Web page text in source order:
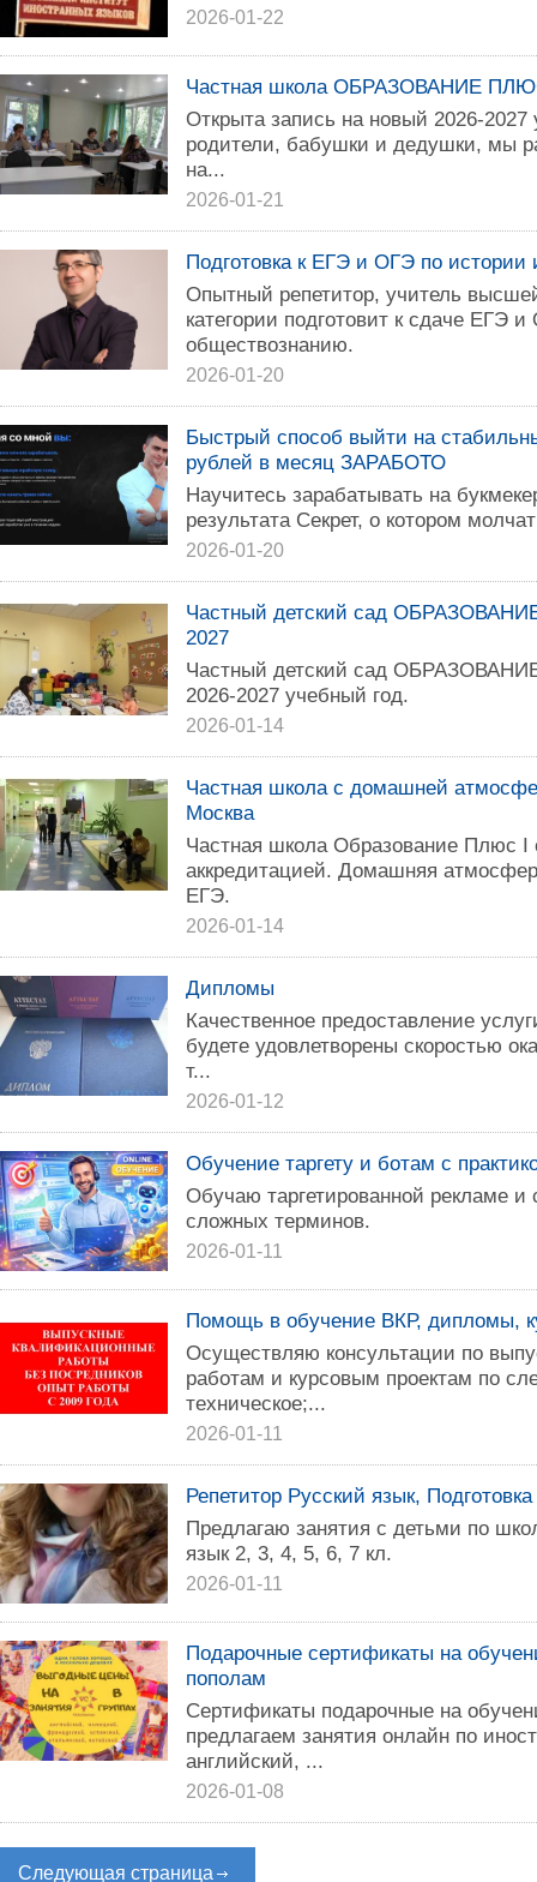
2026-01-22
Частная школа ОБРАЗОВАНИЕ
Открыта запись на новый 2026-
родители, бабушки и дедушки, мы
на...
2026-01-21
Подготовка к ЕГЭ и ОГЭ по
Опытный репетитор, учитель
категории подготовит к сдаче ЕГЭ
обществознанию.
2026-01-20
Быстрый способ выйти на
рублей в месяц ЗАРАБОТО
Научитесь зарабатывать на
результата Секрет, о котором
2026-01-20
Частный детский сад
2027
Частный детский сад
2026-2027 учебный год.
2026-01-14
Частная школа с домашней
Москва
Частная школа Образование Плюс I
аккредитацией. Домашняя
ЕГЭ.
2026-01-14
Дипломы
Качественное предоставление
будете удовлетворены скоростью
т...
2026-01-12
Обучение таргету и ботам с
Обучаю таргетированной рекламе
сложных терминов.
2026-01-11
Помощь в обучение ВКР, дипломы,
Осуществляю консультации по
работам и курсовым проектам по
техническое;...
2026-01-11
Репетитор Русский язык,
Предлагаю занятия с детьми по
язык 2, 3, 4, 5, 6, 7 кл.
2026-01-11
Подарочные сертификаты на
пополам
Сертификаты подарочные на
предлагаем занятия онлайн по
английский, ...
2026-01-08
Следующая страница